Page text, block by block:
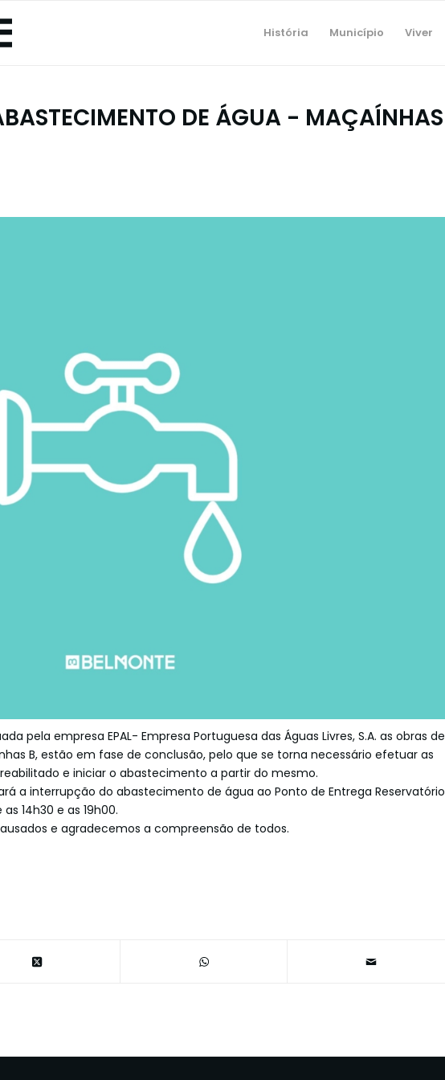
História Município Viver
DE ÁGUA - MAÇAÍNHAS
pela empresa EPAL- Empresa Portuguesa das Águas Livres, S.A. as obras de
B, estão em fase de conclusão, pelo que se torna necessário efetuar as
e iniciar o abastecimento a partir do mesmo.
a interrupção do abastecimento de água ao Ponto de Entrega Reservatório
14h30 e as 19h00.
e agradecemos a compreensão de todos.